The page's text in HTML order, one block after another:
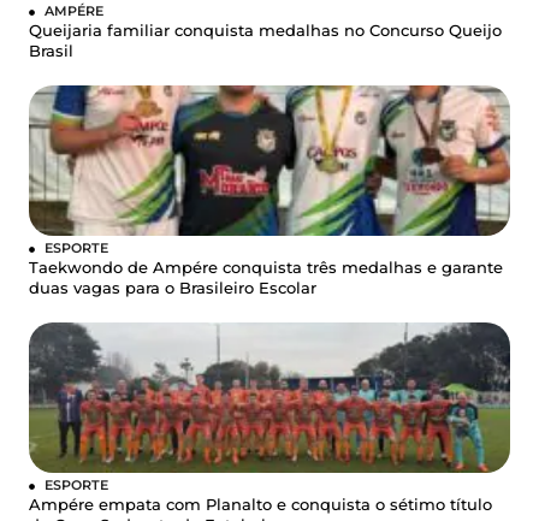
AMPÉRE
Queijaria familiar conquista medalhas no Concurso Queijo
Brasil
ESPORTE
Taekwondo de Ampére conquista três medalhas e garante
duas vagas para o Brasileiro Escolar
ESPORTE
Ampére empata com Planalto e conquista o sétimo título